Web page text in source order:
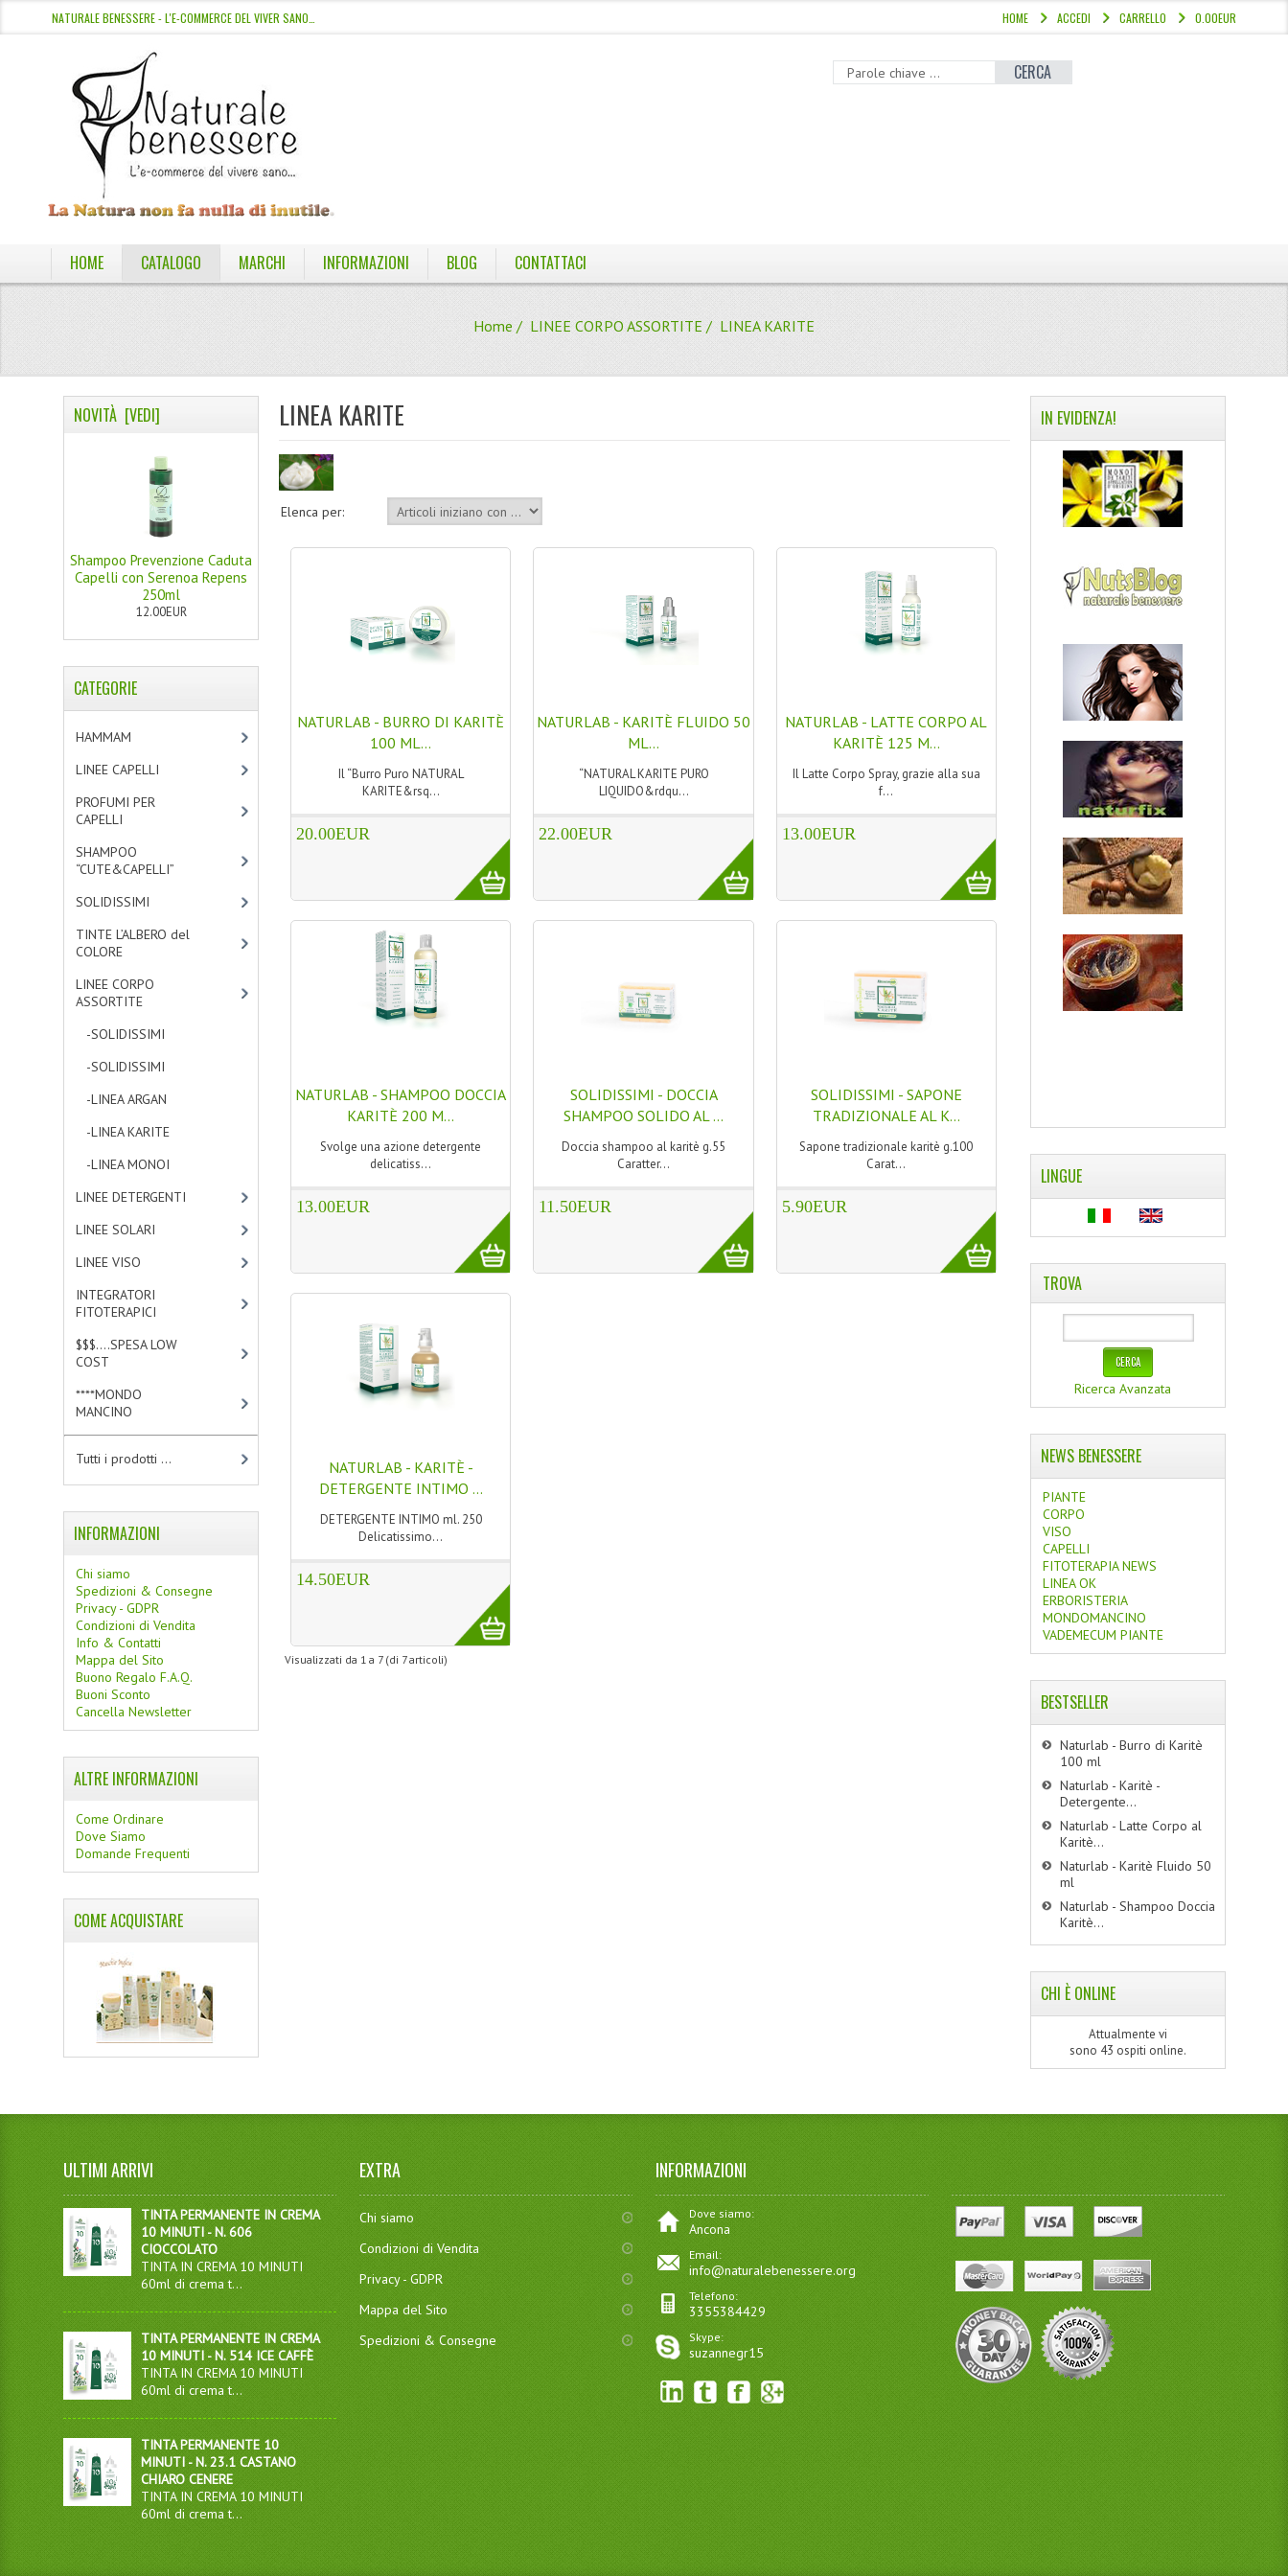
NATURALE BENESSERE - L'E-COMMERCE DEL VIVER SANO… 0.00EUR
CARRELLO
ACCEDI
HOME
CERCA
HOME CATALOGO MARCHI INFORMAZIONI BLOG CONTATTACI
Home / LINEE CORPO ASSORTITE / LINEA KARITE
LINEA KARITE
Elenca per:
NATURLAB - BURRO DI KARITÈ
100 ML...
Il “Burro Puro NATURAL
KARITE&rsq...
20.00EUR
NATURLAB - KARITÈ FLUIDO 50
ML...
“NATURAL KARITE PURO
LIQUIDO&rdqu...
22.00EUR
NATURLAB - LATTE CORPO AL
KARITÈ 125 M...
Il Latte Corpo Spray, grazie alla sua
f...
13.00EUR
NATURLAB - SHAMPOO DOCCIA
KARITÈ 200 M...
Svolge una azione detergente
delicatiss...
13.00EUR
SOLIDISSIMI - DOCCIA
SHAMPOO SOLIDO AL ...
Doccia shampoo al karitè g.55
Caratter...
11.50EUR
SOLIDISSIMI - SAPONE
TRADIZIONALE AL K...
Sapone tradizionale karitè g.100
Carat...
5.90EUR
NATURLAB - KARITÈ -
DETERGENTE INTIMO ...
DETERGENTE INTIMO ml. 250
Delicatissimo...
14.50EUR
Visualizzati da 1 a 7(di 7articoli)
NOVITÀ [VEDI]
Shampoo Prevenzione Caduta
Capelli con Serenoa Repens
250ml
12.00EUR
CATEGORIE
HAMMAM
LINEE CAPELLI
PROFUMI PER
CAPELLI
SHAMPOO
“CUTE&CAPELLI”
SOLIDISSIMI
TINTE L’ALBERO del
COLORE
LINEE CORPO
ASSORTITE
-SOLIDISSIMI
-SOLIDISSIMI
-LINEA ARGAN
-LINEA KARITE
-LINEA MONOI
LINEE DETERGENTI
LINEE SOLARI
LINEE VISO
INTEGRATORI
FITOTERAPICI
$$$....SPESA LOW
COST
****MONDO
MANCINO
Tutti i prodotti ...
INFORMAZIONI
Chi siamo
Spedizioni & Consegne
Privacy - GDPR
Condizioni di Vendita
Info & Contatti
Mappa del Sito
Buono Regalo F.A.Q.
Buoni Sconto
Cancella Newsletter
ALTRE INFORMAZIONI
Come Ordinare
Dove Siamo
Domande Frequenti
COME ACQUISTARE
IN EVIDENZA!
LINGUE
TROVA
Ricerca Avanzata
NEWS BENESSERE
PIANTE
CORPO
VISO
CAPELLI
FITOTERAPIA NEWS
LINEA OK
ERBORISTERIA
MONDOMANCINO
VADEMECUM PIANTE
BESTSELLER
Naturlab - Burro di Karitè
100 ml
Naturlab - Karitè -
Detergente...
Naturlab - Latte Corpo al
Karitè...
Naturlab - Karitè Fluido 50
ml
Naturlab - Shampoo Doccia
Karitè...
CHI È ONLINE
Attualmente vi
sono 43 ospiti online.
ULTIMI ARRIVI
TINTA PERMANENTE IN CREMA
10 MINUTI - N. 606
CIOCCOLATO
TINTA IN CREMA 10 MINUTI
60ml di crema t...
TINTA PERMANENTE IN CREMA
10 MINUTI - N. 514 ICE CAFFÈ
TINTA IN CREMA 10 MINUTI
60ml di crema t...
TINTA PERMANENTE 10
MINUTI - N. 23.1 CASTANO
CHIARO CENERE
TINTA IN CREMA 10 MINUTI
60ml di crema t...
EXTRA
Chi siamo
Condizioni di Vendita
Privacy - GDPR
Mappa del Sito
Spedizioni & Consegne
INFORMAZIONI
Dove siamo:
Ancona
Email:
info@naturalebenessere.org
Telefono:
3355384429
Skype:
suzannegr15